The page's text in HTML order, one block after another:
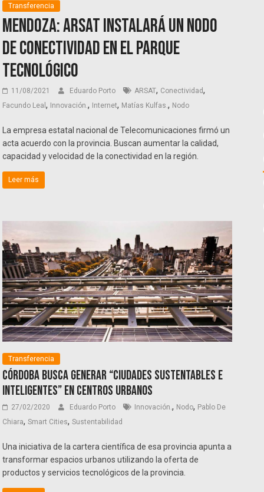
Transferencia
Mendoza: ARSAT instalará un nodo
de conectividad en el Parque
Tecnológico
11/08/2021 Eduardo Porto ARSAT, Conectividad,
Facundo Leal, Innovación., Internet, Matías Kulfas., Nodo
La empresa estatal nacional de Telecomunicaciones firmó un
acta acuerdo con la provincia. Buscan aumentar la calidad,
capacidad y velocidad de la conectividad en la región.
Leer más
Transferencia
Córdoba busca generar “ciudades sustentables e
inteligentes” en centros urbanos
27/02/2020 Eduardo Porto Innovación., Nodo, Pablo De
Chiara,Smart Cities,Sustentabilidad
Una iniciativa de la cartera científica de esa provincia apunta a
transformar espacios urbanos utilizando la oferta de
productos y servicios tecnológicos de la provincia.